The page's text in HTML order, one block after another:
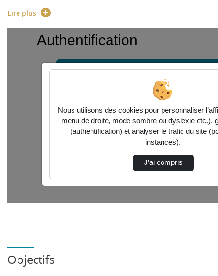
organisations à l’échelle nationale et internationale.
En 1ère année de B.U.T. GEA, le socle commun de
formation permet à l’étudiant de découvrir les métiers
analyser les processus de l'organisation dans
exploiter les données de gestion et d'aide à la
piloter les relations avec les acteurs internes
Parcours accessibles au semestre 3
Le B.U.T. GEA propose trois parcours :
d’activités
Lire plus
Objectifs